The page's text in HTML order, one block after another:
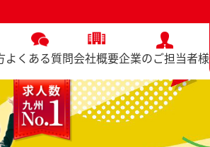
よくある質問会社概要企業のご担当者様